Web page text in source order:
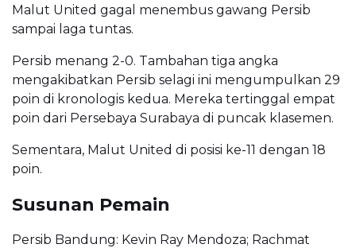
Malut United gagal menembus gawang Persib
sampai laga tuntas.
Persib menang 2-0. Tambahan tiga angka
mengakibatkan Persib selagi ini mengumpulkan 29
poin di kronologis kedua. Mereka tertinggal empat
poin dari Persebaya Surabaya di puncak klasemen.
Sementara, Malut United di posisi ke-11 dengan 18
poin.
Susunan Pemain
Persib Bandung: Kevin Ray Mendoza; Rachmat